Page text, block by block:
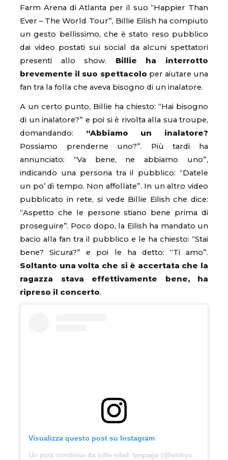
Farm Arena di Atlanta per il suo “Happier Than
Ever – The World Tour”, Billie Eilish ha compiuto
un gesto bellissimo, che è stato reso pubblico
dai video postati sui social da alcuni spettatori
presenti allo show. Billie ha interrotto
brevemente il suo spettacolo per aiutare una
fan tra la folla che aveva bisogno di un inalatore.
A un certo punto, Billie ha chiesto: “Hai bisogno
di un inalatore?” e poi si è rivolta alla sua troupe,
domandando: “Abbiamo un inalatore?
Possiamo prenderne uno?”. Più tardi ha
annunciato: “Va bene, ne abbiamo uno”,
indicando una persona tra il pubblico: “Datele
un po’ di tempo. Non affollate”. In un altro video
pubblicato in rete, si vede Billie Eilish che dice:
“Aspetto che le persone stiano bene prima di
proseguire”. Poco dopo, la Eilish ha mandato un
bacio alla fan tra il pubblico e le ha chiesto: “Stai
bene? Sicura?” e poi le ha detto: “Ti amo”.
Soltanto una volta che si è accertata che la
ragazza stava effettivamente bene, ha
ripreso il concerto.
Visualizza questo post su Instagram
Un post condiviso da billie eilish fanpage (@wishyouwerebil)